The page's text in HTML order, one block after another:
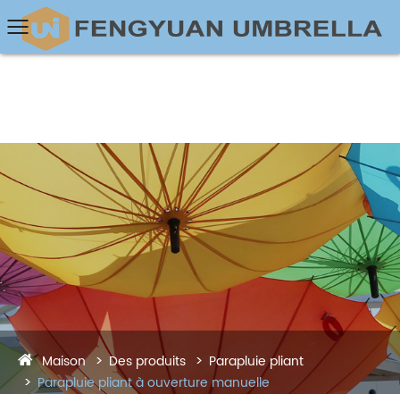
Maison Des produits
Parapluie pliant
Parapluie pliant à ouverture manuelle